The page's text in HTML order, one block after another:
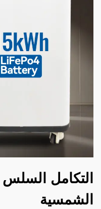
التكامل السلس
الشمسية